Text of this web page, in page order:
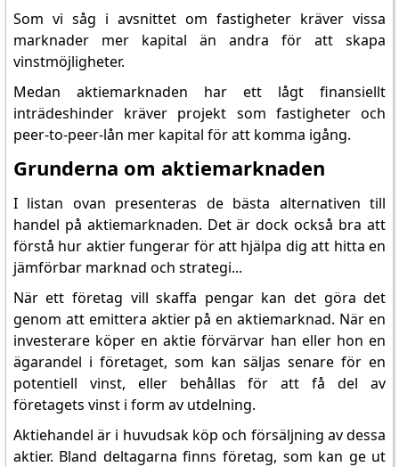
Som vi såg i avsnittet om fastigheter kräver vissa
marknader mer kapital än andra för att skapa
vinstmöjligheter.
Medan aktiemarknaden har ett lågt finansiellt
inträdeshinder kräver projekt som fastigheter och
peer-to-peer-lån mer kapital för att komma igång.
Grunderna om aktiemarknaden
I listan ovan presenteras de bästa alternativen till
handel på aktiemarknaden. Det är dock också bra att
förstå hur aktier fungerar för att hjälpa dig att hitta en
jämförbar marknad och strategi...
När ett företag vill skaffa pengar kan det göra det
genom att emittera aktier på en aktiemarknad. När en
investerare köper en aktie förvärvar han eller hon en
ägarandel i företaget, som kan säljas senare för en
potentiell vinst, eller behållas för att få del av
företagets vinst i form av utdelning.
Aktiehandel är i huvudsak köp och försäljning av dessa
aktier. Bland deltagarna finns företag, som kan ge ut